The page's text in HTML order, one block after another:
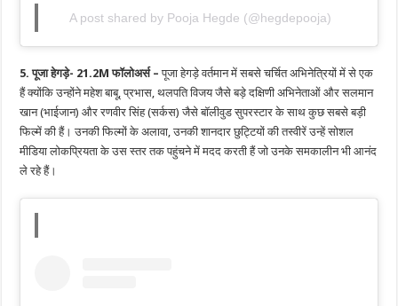
A post shared by Pooja Hegde (@hegdepooja)
5. पूजा हेगड़े- 21.2M फॉलोअर्स –पूजा हेगड़े वर्तमान में सबसे चर्चित अभिनेत्रियों में से एक
हैं क्योंकि उन्होंने महेश बाबू, प्रभास, थलपति विजय जैसे बड़े दक्षिणी अभिनेताओं और सलमान
खान (भाईजान) और रणवीर सिंह (सर्कस) जैसे बॉलीवुड सुपरस्टार के साथ कुछ सबसे बड़ी
फिल्में की हैं। उनकी फिल्मों के अलावा, उनकी शानदार छुट्टियों की तस्वीरें उन्हें सोशल
मीडिया लोकप्रियता के उस स्तर तक पहुंचने में मदद करती हैं जो उनके समकालीन भी आनंद
ले रहे हैं।